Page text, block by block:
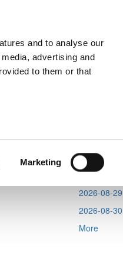
and to analyse our
advertising and
to them or that
Marketing
2026-08-11
2026-08-12
2026-08-13
2026-08-29
2026-08-30
More